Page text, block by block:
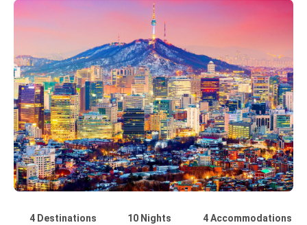
4 Destinations 10 Nights 4 Accommodations